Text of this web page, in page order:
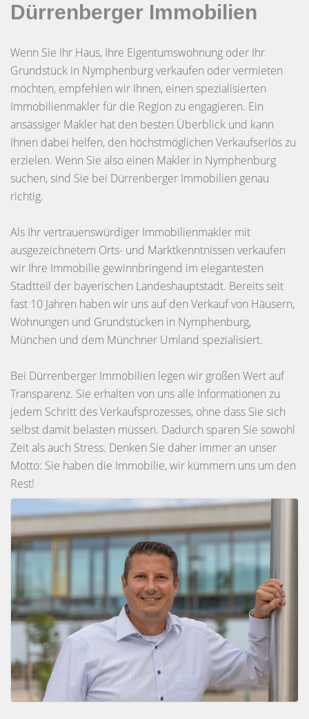
Dürrenberger Immobilien
Wenn Sie Ihr Haus, Ihre Eigentumswohnung oder Ihr
Grundstück in Nymphenburg verkaufen oder vermieten
möchten, empfehlen wir Ihnen, einen spezialisierten
Immobilienmakler für die Region zu engagieren. Ein
ansässiger Makler hat den besten Überblick und kann
Ihnen dabei helfen, den höchstmöglichen Verkaufserlös zu
erzielen. Wenn Sie also einen Makler in Nymphenburg
suchen, sind Sie bei Dürrenberger Immobilien genau
richtig.
Als Ihr vertrauenswürdiger Immobilienmakler mit
ausgezeichnetem Orts- und Marktkenntnissen verkaufen
wir Ihre Immobilie gewinnbringend im elegantesten
Stadtteil der bayerischen Landeshauptstadt. Bereits seit
fast 10 Jahren haben wir uns auf den Verkauf von Häusern,
Wohnungen und Grundstücken in Nymphenburg,
München und dem Münchner Umland spezialisiert.
Bei Dürrenberger Immobilien legen wir großen Wert auf
Transparenz. Sie erhalten von uns alle Informationen zu
jedem Schritt des Verkaufsprozesses, ohne dass Sie sich
selbst damit belasten müssen. Dadurch sparen Sie sowohl
Zeit als auch Stress. Denken Sie daher immer an unser
Motto: Sie haben die Immobilie, wir kümmern uns um den
Rest!